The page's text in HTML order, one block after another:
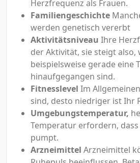
Herzfrequenz als Frauen.
Familiengeschichte
werden genetisch vererbt
Aktivitätsniveau Ihre
der Aktivität, sie steigt also,
beispielsweise gerade eine
hinaufgegangen sind.
Fitnesslevel Im
sind, desto niedriger ist Ihr
Umgebungstemperatur,
Temperatur erfordern,
pumpt.
Arzneimittel Arzneimittel